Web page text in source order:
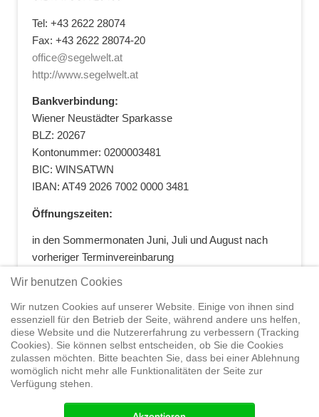
Tel: +43 2622 28074
Fax: +43 2622 28074-20
office@segelwelt.at
http://www.segelwelt.at
Bankverbindung:
Wiener Neustädter Sparkasse
BLZ: 20267
Kontonummer: 0200003481
BIC: WINSATWN
IBAN: AT49 2026 7002 0000 3481
Öffnungszeiten:
in den Sommermonaten Juni, Juli und August nach
vorheriger Terminvereinbarung
+43 664 5881412
Home Shop Trainings Segeltörns Service
Elvstrøm
Sails Yachthandel Sicherheit auf
Wir benutzen Cookies
Wir nutzen Cookies auf unserer Website. Einige von ihnen sind
essenziell für den Betrieb der Seite, während andere uns helfen,
diese Website und die Nutzererfahrung zu verbessern (Tracking
Cookies). Sie können selbst entscheiden, ob Sie die Cookies
zulassen möchten. Bitte beachten Sie, dass bei einer Ablehnung
womöglich nicht mehr alle Funktionalitäten der Seite zur
Verfügung stehen.